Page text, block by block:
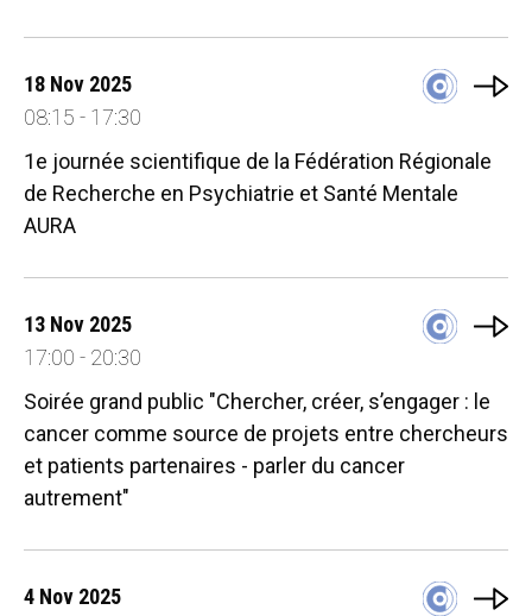
18 Nov 2025
08:15 - 17:30
1e journée scientifique de la Fédération Régionale
de Recherche en Psychiatrie et Santé Mentale
AURA
13 Nov 2025
17:00 - 20:30
Soirée grand public "Chercher, créer, s’engager : le
cancer comme source de projets entre chercheurs
et patients partenaires - parler du cancer
autrement"
4 Nov 2025